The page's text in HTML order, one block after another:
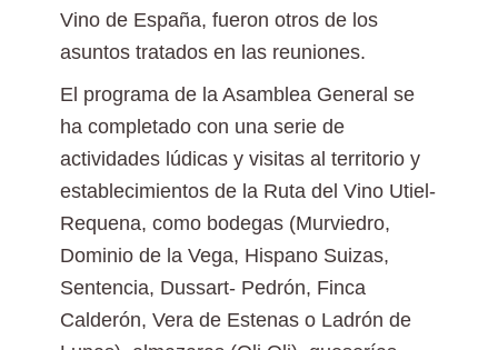
Vino de España, fueron otros de los
asuntos tratados en las reuniones.
El programa de la Asamblea General se
ha completado con una serie de
actividades lúdicas y visitas al territorio y
establecimientos de la Ruta del Vino Utiel-
Requena, como bodegas (Murviedro,
Dominio de la Vega, Hispano Suizas,
Sentencia, Dussart- Pedrón, Finca
Calderón, Vera de Estenas o Ladrón de